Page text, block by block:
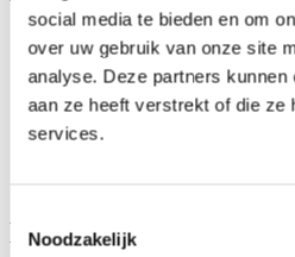
social media te bieden en om
over uw gebruik van onze site
analyse. Deze partners
aan ze heeft verstrekt of die ze
services.
Noodzakelijk
Originele volumineuze
Kerstpakketten voor ieder
Zelf pakket samenstellen is
15 jaar ervaring als
De beste service en